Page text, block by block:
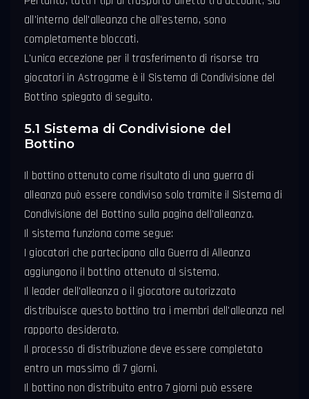
all'interno dell'alleanza che all'esterno, sono
completamente bloccati.
L'unica eccezione per il trasferimento di risorse tra
giocatori in Astrogame è il Sistema di Condivisione del
Bottino spiegato di seguito.
5.1 Sistema di Condivisione del
Bottino
Il bottino ottenuto come risultato di una guerra di
alleanza può essere condiviso solo tramite il Sistema di
Condivisione del Bottino sulla pagina dell'alleanza.
Il sistema funziona come segue:
I giocatori che partecipano alla Guerra di Alleanza
aggiungono il bottino ottenuto al sistema.
Il leader dell'alleanza o il giocatore autorizzato
distribuisce questo bottino tra i membri dell'alleanza nel
rapporto desiderato.
Il processo di distribuzione deve essere completato
entro un massimo di 7 giorni.
Il bottino non distribuito entro 7 giorni può essere